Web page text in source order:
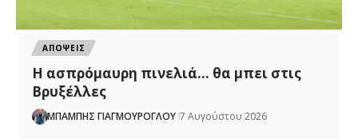
ΑΠΟΨΕΙΣ
Η ασπρόμαυρη πινελιά… θα μπει στις
Βρυξέλλες
ΜΠΑΜΠΗΣ ΓΙΑΓΜΟΥΡΟΓΛΟΥ 7 Αυγούστου 2026